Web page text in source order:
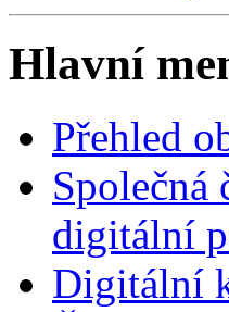
Hlavní
Přehled
Společná
digitální
Digitální